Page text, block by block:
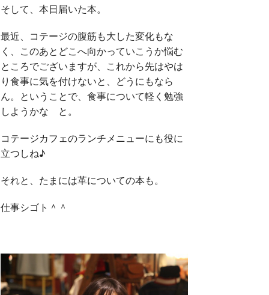
そして、本日届いた本。
最近、コテージの腹筋も大した変化もな
く、このあとどこへ向かっていこうか悩む
ところでございますが、これから先はやは
り食事に気を付けないと、どうにもなら
ん。ということで、食事について軽く勉強
しようかな と。
コテージカフェのランチメニューにも役に
立つしね♪
それと、たまには革についての本も。
仕事シゴト＾＾